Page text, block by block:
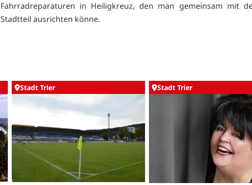
Fahrradreparaturen in Heiligkreuz, den man gemeinsam mit
Stadtteil ausrichten könne.
Stadt Trier Stadt Trier